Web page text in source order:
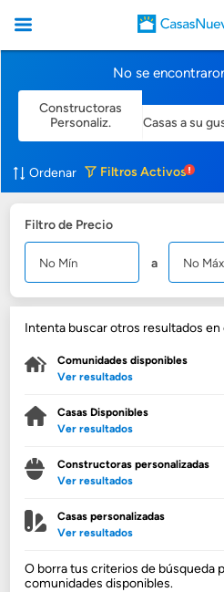
No se
Constructoras
Personaliz.
Casas a su
Ordenar Filtros Activos
Filtro de Precio
a
Intenta buscar otros resultados en
Comunidades disponibles
Ver resultados
Casas Disponibles
Ver resultados
Constructoras personalizadas
Ver resultados
Casas personalizadas
Ver resultados
O borra tus criterios de búsqueda
comunidades disponibles.